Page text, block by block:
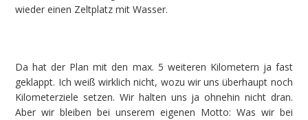
wieder einen Zeltplatz mit Wasser.
Da hat der Plan mit den max. 5 weiteren Kilometern ja fast
geklappt. Ich weiß wirklich nicht, wozu wir uns überhaupt noch
Kilometerziele setzen. Wir halten uns ja ohnehin nicht dran.
Aber wir bleiben bei unserem eigenen Motto: Was wir bei